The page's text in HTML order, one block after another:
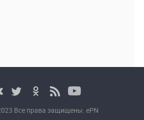
Все права защищены. ePN